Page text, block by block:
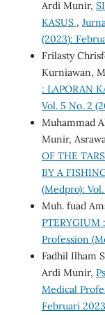
Ardi Munir,
KASUS ,
(2023):
Frilasty
Kurniawan,
: LAPORAN
Vol. 5 No. 2
Muhammad
Munir,
OF THE
BY A
(Medpro):
Muh. fuad
PTERYGIUM
Profession
Fadhil Ilham
Ardi Munir,
Medical
Februari 2023